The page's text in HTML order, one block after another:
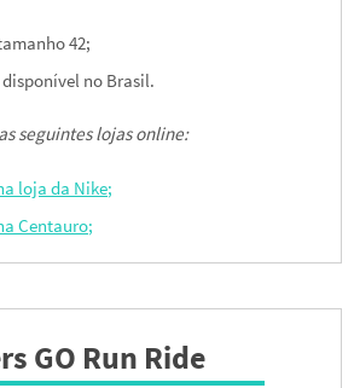
42;
no Brasil.
seguintes lojas online:
loja da Nike;
Centauro;
GO Run Ride